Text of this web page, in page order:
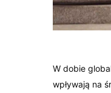
W dobie
wpływają na